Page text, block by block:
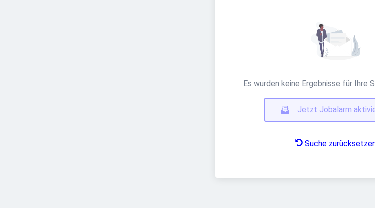
Es wurden keine Ergebnisse für Ihre
Jetzt Jobalarm
Suche